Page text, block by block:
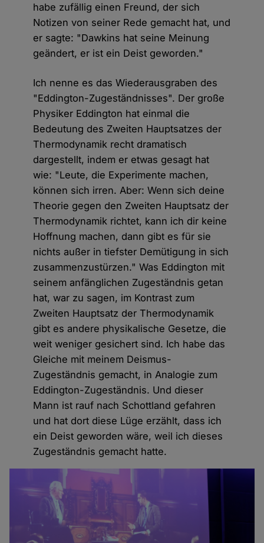
habe zufällig einen Freund, der sich
Notizen von seiner Rede gemacht hat, und
er sagte: "Dawkins hat seine Meinung
geändert, er ist ein Deist geworden."
Ich nenne es das Wiederausgraben des
"Eddington-Zugeständnisses". Der große
Physiker Eddington hat einmal die
Bedeutung des Zweiten Hauptsatzes der
Thermodynamik recht dramatisch
dargestellt, indem er etwas gesagt hat
wie: "Leute, die Experimente machen,
können sich irren. Aber: Wenn sich deine
Theorie gegen den Zweiten Hauptsatz der
Thermodynamik richtet, kann ich dir keine
Hoffnung machen, dann gibt es für sie
nichts außer in tiefster Demütigung in sich
zusammenzustürzen." Was Eddington mit
seinem anfänglichen Zugeständnis getan
hat, war zu sagen, im Kontrast zum
Zweiten Hauptsatz der Thermodynamik
gibt es andere physikalische Gesetze, die
weit weniger gesichert sind. Ich habe das
Gleiche mit meinem Deismus-
Zugeständnis gemacht, in Analogie zum
Eddington-Zugeständnis. Und dieser
Mann ist rauf nach Schottland gefahren
und hat dort diese Lüge erzählt, dass ich
ein Deist geworden wäre, weil ich dieses
Zugeständnis gemacht hatte.